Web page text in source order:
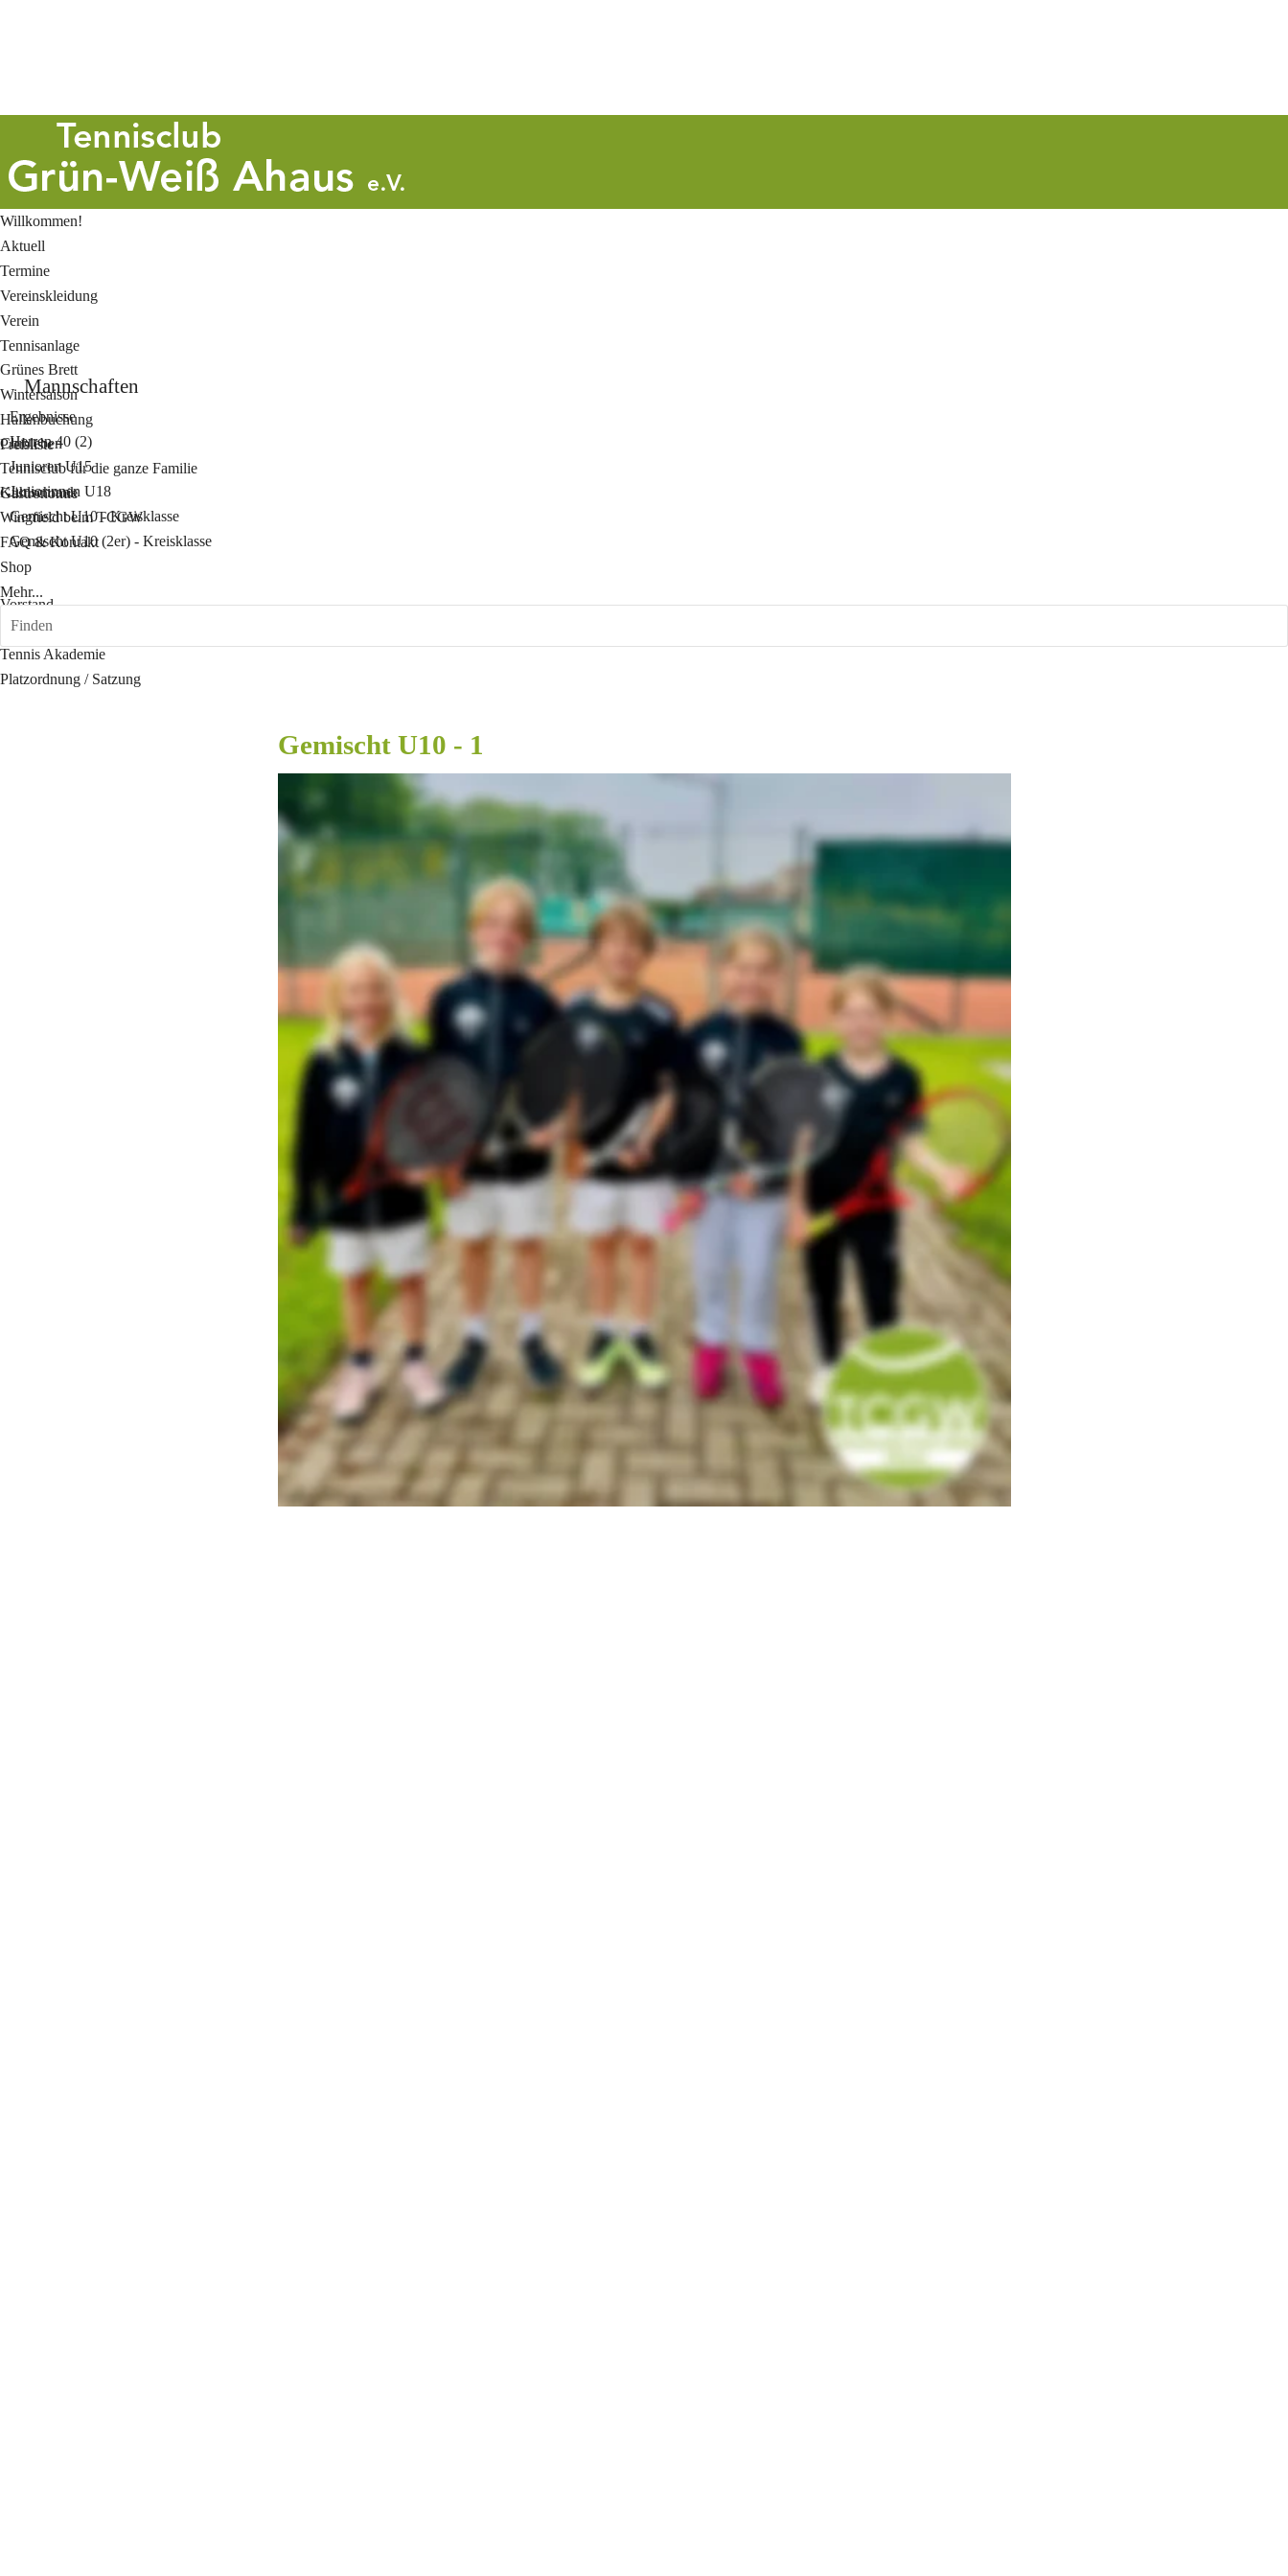
Willkommen!
Aktuell
Termine
Vereinskleidung
Verein
Tennisanlage
Mannschaften
Ergebnisse
Herren 40 (2)
Junioren U15
Juniorinnen U18
Gemischt U10 - Kreisklasse
Gemischt U10 (2er) - Kreisklasse
Vorstand
Mitgliedschaft
Tennis Akademie
Platzordnung / Satzung
Grünes Brett
Wintersaison
Hallenbuchung
Preisliste
Clubleben
Tennisclub für die ganze Familie
Gastronomie
Kühlschrank
Wingfield beim TCGW
FAQ & Kontakt
Shop
Mehr...
Finden
Gemischt U10 - 1
v.l.n.r.: Maximilian Steinbach, Fiete Piper, Valparaiso Massing, Alexandra Röring, Lea Dücker